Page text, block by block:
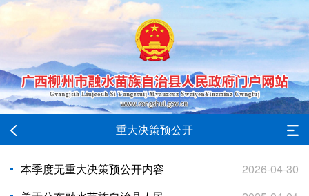
重大决策预公开
本季度无重大决策预公开内容
2026-04-30